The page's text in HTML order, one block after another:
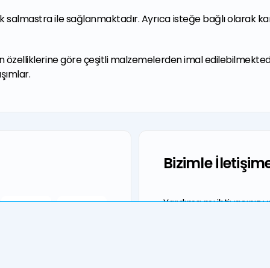
salmastra ile sağlanmaktadır. Ayrıca isteğe bağlı olarak
özelliklerine göre çeşitli malzemelerden imal
Bizimle
Yardıma mı